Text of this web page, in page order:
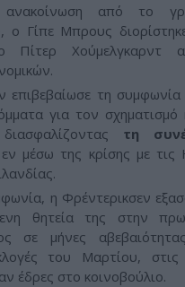
από το
ο Γίπε Μπρους
Χούμελγκαρντ
επιβεβαίωσε τη
για τον σχηματισμό
τη
εν μέσω της κρίσης με
η Φρέντερικσεν
θητεία της στην
σε μήνες
του Μαρτίου,
έδρες στο κοινοβούλιο.